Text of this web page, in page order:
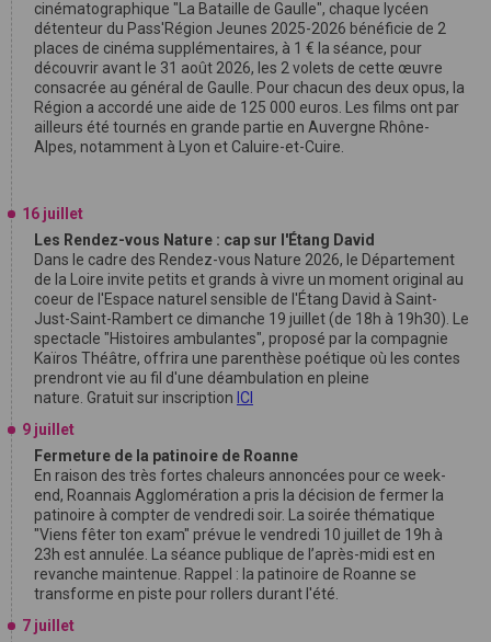
cinématographique "La Bataille de Gaulle", chaque lycéen
détenteur du Pass'Région Jeunes 2025-2026 bénéficie de 2
places de cinéma supplémentaires, à 1 € la séance, pour
découvrir avant le 31 août 2026, les 2 volets de cette œuvre
consacrée au général de Gaulle. Pour chacun des deux opus, la
Région a accordé une aide de 125 000 euros. Les films ont par
ailleurs été tournés en grande partie en Auvergne Rhône-
Alpes, notamment à Lyon et Caluire-et-Cuire.
16 juillet
Les Rendez-vous Nature : cap sur l'Étang David
Dans le cadre des Rendez-vous Nature 2026, le Département
de la Loire invite petits et grands à vivre un moment original au
coeur de l'Espace naturel sensible de l'Étang David à Saint-
Just-Saint-Rambert ce dimanche 19 juillet (de 18h à 19h30). Le
spectacle "Histoires ambulantes", proposé par la compagnie
Kaïros Théâtre, offrira une parenthèse poétique où les contes
prendront vie au fil d'une déambulation en pleine
nature. Gratuit sur inscription ICI
9 juillet
Fermeture de la patinoire de Roanne
En raison des très fortes chaleurs annoncées pour ce week-
end, Roannais Agglomération a pris la décision de fermer la
patinoire à compter de vendredi soir. La soirée thématique
"Viens fêter ton exam" prévue le vendredi 10 juillet de 19h à
23h est annulée. La séance publique de l’après-midi est en
revanche maintenue. Rappel : la patinoire de Roanne se
transforme en piste pour rollers durant l'été.
7 juillet